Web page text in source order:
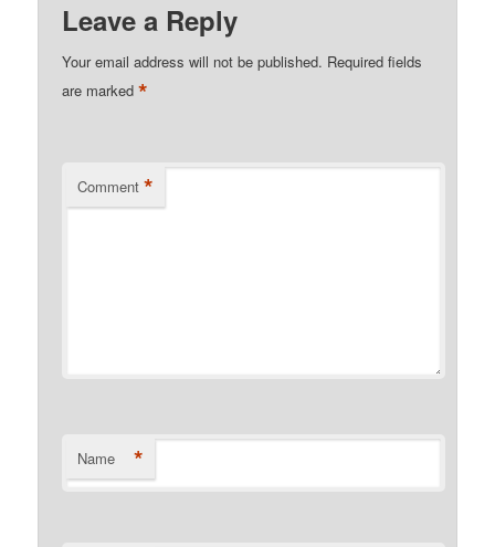
Leave a Reply
Your email address will not be published. Required fields
are marked*
Comment *
Name *